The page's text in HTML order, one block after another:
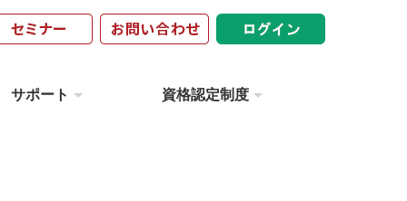
サポート 資格認定制度